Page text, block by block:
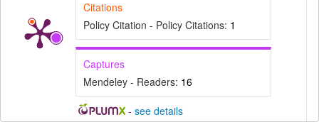
Citations
Policy Citation - Policy Citations: 1
Captures
Mendeley - Readers: 16
- see details